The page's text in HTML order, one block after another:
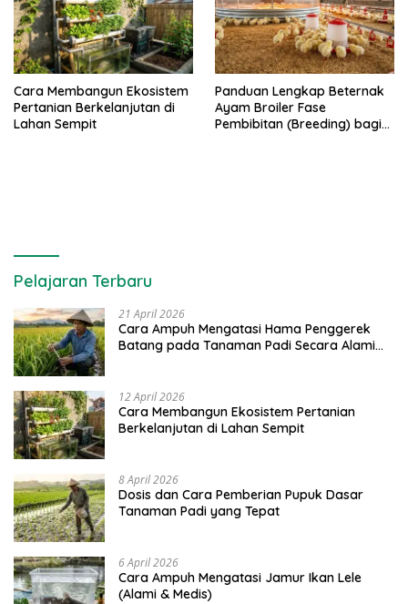
Cara Membangun Ekosistem
Pertanian Berkelanjutan di
Lahan Sempit
Panduan Lengkap Beternak
Ayam Broiler Fase
Pembibitan (Breeding) bagi
Pelajaran Terbaru
21 April 2026
Cara Ampuh Mengatasi Hama Penggerek
Batang pada Tanaman Padi Secara Alami
12 April 2026
Cara Membangun Ekosistem Pertanian
Berkelanjutan di Lahan Sempit
8 April 2026
Dosis dan Cara Pemberian Pupuk Dasar
Tanaman Padi yang Tepat
6 April 2026
Cara Ampuh Mengatasi Jamur Ikan Lele
(Alami & Medis)